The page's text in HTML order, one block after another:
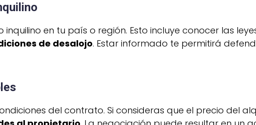
en tu país o región. Esto incluye conocer las
de desalojo. Estar informado te permitirá
del contrato. Si consideras que el precio del